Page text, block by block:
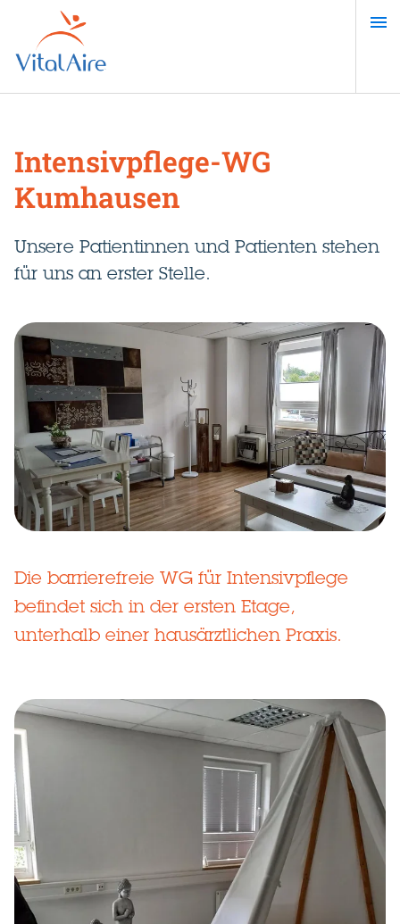
Inhalt
Intensivpflege-WG
Kumhausen
Unsere Patientinnen und Patienten stehen
für uns an erster Stelle.
Die barrierefreie WG für Intensivpflege
befindet sich in der ersten Etage,
unterhalb einer hausärztlichen Praxis.